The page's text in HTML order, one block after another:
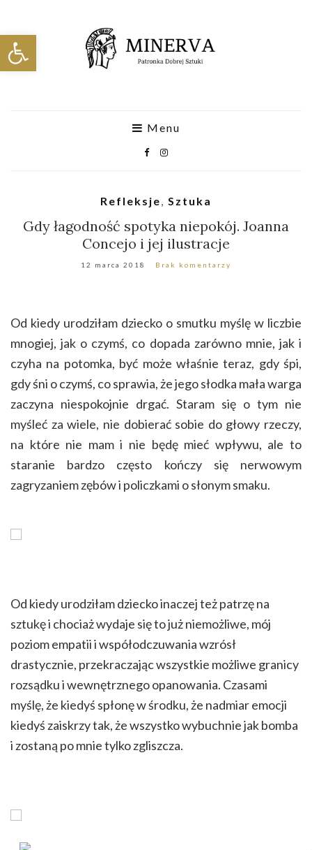
Otwórz pasek narzędzi
Menu
Refleksje Sztuka
Gdy łagodność spotyka niepokój. Joanna
Concejo i jej ilustracje
12 marca 2018 Brak komentarzy
Od kiedy urodziłam dziecko o smutku myślę w liczbie
mnogiej, jak o czymś, co dopada zarówno mnie, jak i
czyha na potomka, być może właśnie teraz, gdy śpi,
gdy śni o czymś, co sprawia, że jego słodka mała warga
zaczyna niespokojnie drgać. Staram się o tym nie
myśleć za wiele, nie dobierać sobie do głowy rzeczy,
na które nie mam i nie będę mieć wpływu, ale to
staranie bardzo często kończy się nerwowym
zagryzaniem zębów i policzkami o słonym smaku.
Od kiedy urodziłam dziecko inaczej też patrzę na
sztukę i chociaż wydaje się to już niemożliwe, mój
poziom empatii i współodczuwania wzrósł
drastycznie, przekraczając wszystkie możliwe granicy
rozsądku i wewnętrznego opanowania. Czasami
myślę, że kiedyś spłonę w środku, że nadmiar emocji
kiedyś zaiskrzy tak, że wszystko wybuchnie jak bomba
i zostaną po mnie tylko zgliszcza.